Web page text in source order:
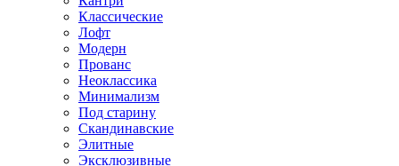
Классические
Лофт
Модерн
Прованс
Неоклассика
Минимализм
Под старину
Скандинавские
Элитные
Эксклюзивные